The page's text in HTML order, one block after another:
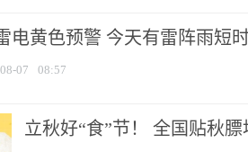
电黄色预警 今天有雷阵雨短
07 08:57
立秋好“食”节！ 全国贴秋